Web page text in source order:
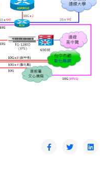
效